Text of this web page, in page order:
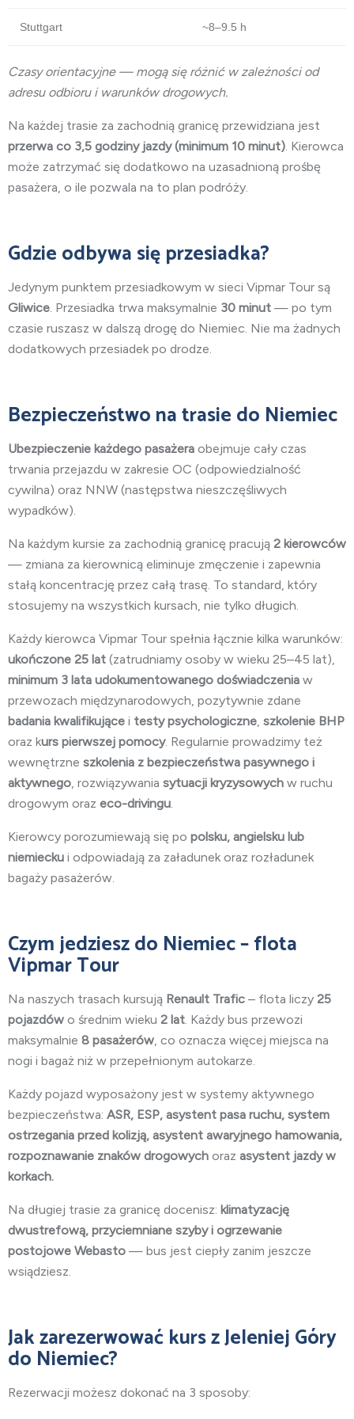
Stuttgart ~8–9.5 h
Czasy orientacyjne — mogą się różnić w zależności od
adresu odbioru i warunków drogowych.
Na każdej trasie za zachodnią granicę przewidziana jest
przerwa co 3,5 godziny jazdy (minimum 10 minut). Kierowca
może zatrzymać się dodatkowo na uzasadnioną prośbę
pasażera, o ile pozwala na to plan podróży.
Gdzie odbywa się przesiadka?
Jedynym punktem przesiadkowym w sieci Vipmar Tour są
Gliwice. Przesiadka trwa maksymalnie 30 minut — po tym
czasie ruszasz w dalszą drogę do Niemiec. Nie ma żadnych
dodatkowych przesiadek po drodze.
Bezpieczeństwo na trasie do Niemiec
Ubezpieczenie każdego pasażera obejmuje cały czas
trwania przejazdu w zakresie OC (odpowiedzialność
cywilna) oraz NNW (następstwa nieszczęśliwych
wypadków).
Na każdym kursie za zachodnią granicę pracują 2 kierowców
— zmiana za kierownicą eliminuje zmęczenie i zapewnia
stałą koncentrację przez całą trasę. To standard, który
stosujemy na wszystkich kursach, nie tylko długich.
Każdy kierowca Vipmar Tour spełnia łącznie kilka warunków:
ukończone 25 lat (zatrudniamy osoby w wieku 25–45 lat),
minimum 3 lata udokumentowanego doświadczenia w
przewozach międzynarodowych, pozytywnie zdane
badania kwalifikujące i testy psychologiczne, szkolenie BHP
oraz kurs pierwszej pomocy. Regularnie prowadzimy też
wewnętrzne szkolenia z bezpieczeństwa pasywnego i
aktywnego, rozwiązywania sytuacji kryzysowych w ruchu
drogowym oraz eco-drivingu.
Kierowcy porozumiewają się po polsku, angielsku lub
niemiecku i odpowiadają za załadunek oraz rozładunek
bagaży pasażerów.
Czym jedziesz do Niemiec – flota
Vipmar Tour
Na naszych trasach kursują Renault Trafic – flota liczy 25
pojazdów o średnim wieku 2 lat. Każdy bus przewozi
maksymalnie 8 pasażerów, co oznacza więcej miejsca na
nogi i bagaż niż w przepełnionym autokarze.
Każdy pojazd wyposażony jest w systemy aktywnego
bezpieczeństwa: ASR, ESP, asystent pasa ruchu, system
ostrzegania przed kolizją, asystent awaryjnego hamowania,
rozpoznawanie znaków drogowych oraz asystent jazdy w
korkach.
Na długiej trasie za granicę docenisz: klimatyzację
dwustrefową, przyciemniane szyby i ogrzewanie
postojowe Webasto — bus jest ciepły zanim jeszcze
wsiądziesz.
Jak zarezerwować kurs z Jeleniej Góry
do Niemiec?
Rezerwacji możesz dokonać na 3 sposoby: